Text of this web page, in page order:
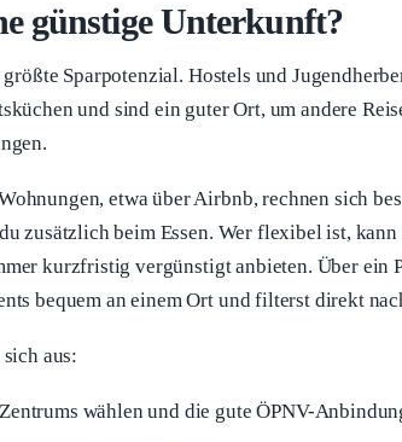
günstige Unterkunft?
Sparpotenzial. Hostels und
und sind ein guter Ort, um andere
etwa über Airbnb, rechnen sich
zusätzlich beim Essen. Wer flexibel ist,
kurzfristig vergünstigt anbieten. Über ein
bequem an einem Ort und filterst direkt
aus:
wählen und die gute ÖPNV-